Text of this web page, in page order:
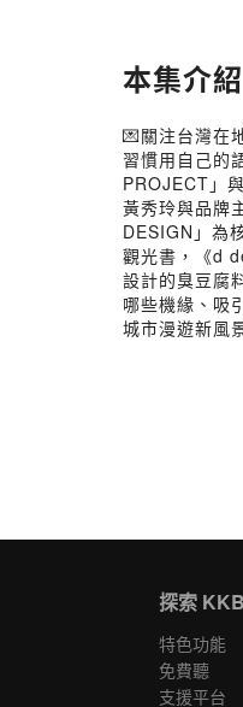
本集介紹
💌關注台灣在
習慣用自己的
PROJECT」
黃秀玲與品牌
DESIGN」為
觀光書，《d
設計的臭豆腐
哪些機緣、吸
城市漫遊新
探索
特色功能
免費聽
支援平台